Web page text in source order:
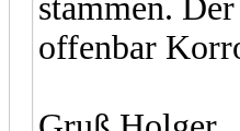
stammen.
offenbar